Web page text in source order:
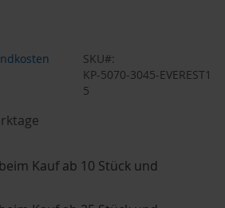
SKU
KP-5070-3045-EVEREST1
5
beim Kauf ab 10 Stück und